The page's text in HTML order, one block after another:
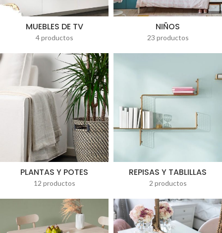
MUEBLES DE TV
4 productos
NIÑOS
23 productos
PLANTAS Y POTES
12 productos
REPISAS Y TABLILLAS
2 productos